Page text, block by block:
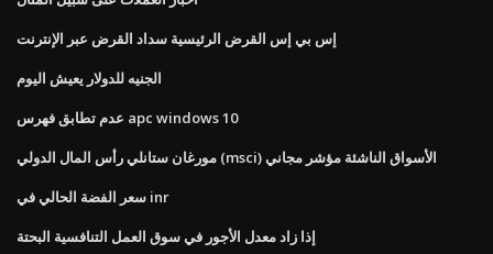
إس بي إس القرض الرئيسية سداد القرض عبر الإنترنت
الجنيه للدولار يعيش اليوم
عدم تطابق فهرس apc windows 10
مورغان ستانلي رأس المال الدولي (msci) الأسواق الناشئة مؤشر مجاني
سعر الفضة الحالي في inr
إذا زاد معدل الأجور في سوق العمل التنافسية البحتة